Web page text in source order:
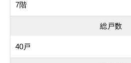
7階
総戸数
40戸